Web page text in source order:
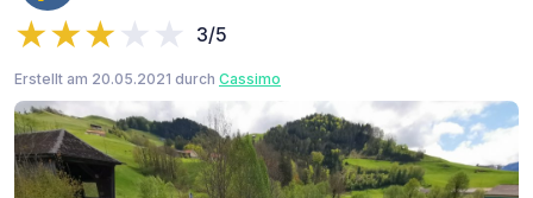
3/5
Erstellt am 20.05.2021 durch Cassimo